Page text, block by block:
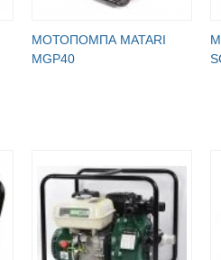
МОТОПОМПА MATARI
MGP40